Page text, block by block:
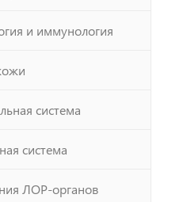
и иммунология
система
система
ЛОР-органов